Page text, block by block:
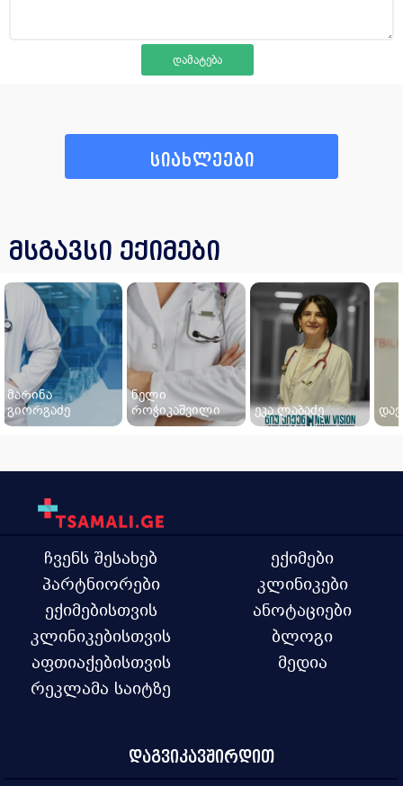
სიახლეები
მსგავსი ექიმები
მარინა
გიორგაძე
ნელი
როჭიკაშვილი
ეკა ლაბაძე
ჩვენს შესახებ
პარტნიორები
ექიმებისთვის
კლინიკებისთვის
აფთიაქებისთვის
რეკლამა საიტზე
ექიმები
კლინიკები
ანოტაციები
ბლოგი
მედია
დაგვიკავშირდით